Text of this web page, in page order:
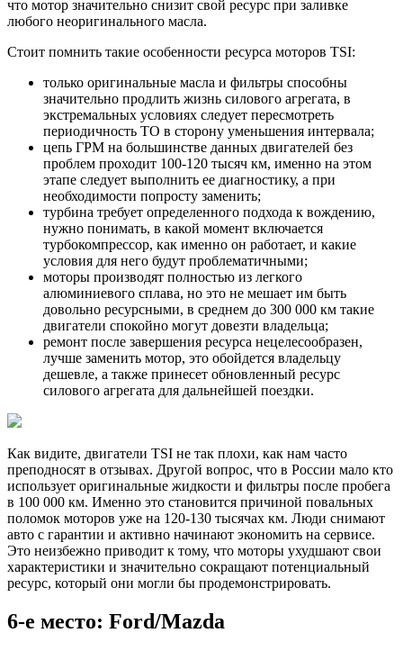
что мотор значительно снизит свой ресурс при заливке
любого неоригинального масла.
Стоит помнить такие особенности ресурса моторов TSI:
только оригинальные масла и фильтры способны
значительно продлить жизнь силового агрегата, в
экстремальных условиях следует пересмотреть
периодичность ТО в сторону уменьшения интервала;
цепь ГРМ на большинстве данных двигателей без
проблем проходит 100-120 тысяч км, именно на этом
этапе следует выполнить ее диагностику, а при
необходимости попросту заменить;
турбина требует определенного подхода к вождению,
нужно понимать, в какой момент включается
турбокомпрессор, как именно он работает, и какие
условия для него будут проблематичными;
моторы производят полностью из легкого
алюминиевого сплава, но это не мешает им быть
довольно ресурсными, в среднем до 300 000 км такие
двигатели спокойно могут довезти владельца;
ремонт после завершения ресурса нецелесообразен,
лучше заменить мотор, это обойдется владельцу
дешевле, а также принесет обновленный ресурс
силового агрегата для дальнейшей поездки.
Как видите, двигатели TSI не так плохи, как нам часто
преподносят в отзывах. Другой вопрос, что в России мало кто
использует оригинальные жидкости и фильтры после пробега
в 100 000 км. Именно это становится причиной повальных
поломок моторов уже на 120-130 тысячах км. Люди снимают
авто с гарантии и активно начинают экономить на сервисе.
Это неизбежно приводит к тому, что моторы ухудшают свои
характеристики и значительно сокращают потенциальный
ресурс, который они могли бы продемонстрировать.
6-е место: Ford/Mazda